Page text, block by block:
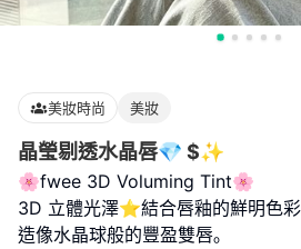
美妝時尚 美妝
晶瑩剔透水晶唇💎 $✨
🌸fwee 3D Voluming Tint🌸
3D 立體光澤⭐️結合唇釉的鮮明色
造像水晶球般的豐盈雙唇｡